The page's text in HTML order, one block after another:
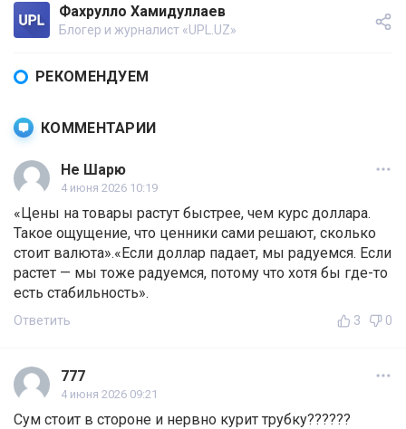
Фахрулло Хамидуллаев
Блогер и журналист «UPL.UZ»
РЕКОМЕНДУЕМ
КОММЕНТАРИИ
Не Шарю
4 июня 2026 10:19
«Цены на товары растут быстрее, чем курс доллара.
Такое ощущение, что ценники сами решают, сколько
стоит валюта».«Если доллар падает, мы радуемся. Если
растет — мы тоже радуемся, потому что хотя бы где-то
есть стабильность».
Ответить 3 0
777
4 июня 2026 09:21
Сум стоит в стороне и нервно курит трубку??????